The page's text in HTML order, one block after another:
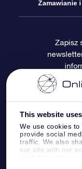
This website
We use cookies
provide social
traffic. We also
our site with our
information that
Blog
Recenzje
Pakiet
Karta
Prezenty
Rejestr
One Million
Gwieździsty
Aplikacja VR
Zamawianie
Metody
Dostawa
Polityka
Zapisz